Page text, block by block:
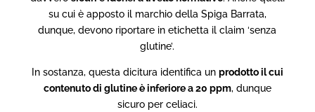
su cui è apposto il marchio della Spiga Barrata,
dunque, devono riportare in etichetta il claim ‘senza
glutine’.
In sostanza, questa dicitura identifica un prodotto il cui
contenuto di glutine è inferiore a 20 ppm, dunque
sicuro per celiaci.